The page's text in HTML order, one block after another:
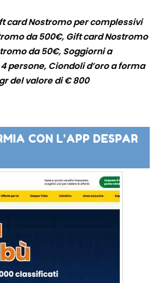
card Nostromo per complessivi
da 500€, Gift card Nostromo
da 50€, Soggiorni a
persone, Ciondoli d’oro a forma
del valore di € 800
CON L’APP DESPAR